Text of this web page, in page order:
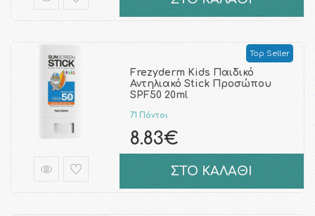
Top Seller
Frezyderm Kids Παιδικό
Αντηλιακό Stick Προσώπου
SPF50 20ml
71 Πόντοι
8.83€
ΣΤΟ ΚΑΛΑΘΙ